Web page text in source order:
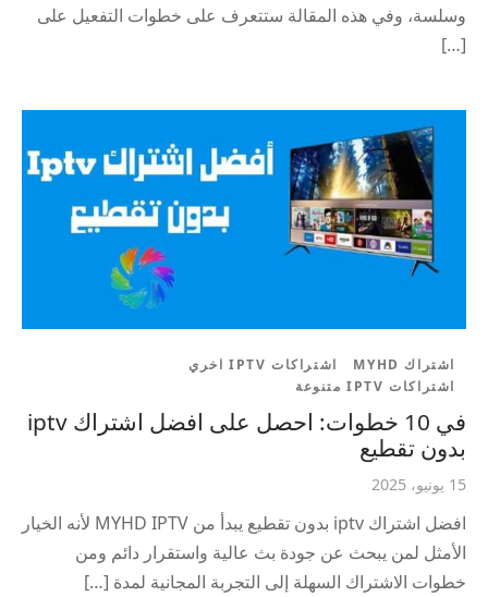
وسلسة، وفي هذه المقالة ستتعرف على خطوات التفعيل على
[…]
اشتراك MYHD
اشتراكات IPTV اخري
اشتراكات IPTV متنوعة
في 10 خطوات: احصل على افضل اشتراك iptv
بدون تقطيع
15 يونيو، 2025
افضل اشتراك iptv بدون تقطيع يبدأ من MYHD IPTV لأنه الخيار
الأمثل لمن يبحث عن جودة بث عالية واستقرار دائم ومن
خطوات الاشتراك السهلة إلى التجربة المجانية لمدة […]